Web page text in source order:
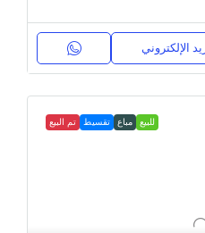
الإلكتروني
للبيع مباع تقسيط تم البيع